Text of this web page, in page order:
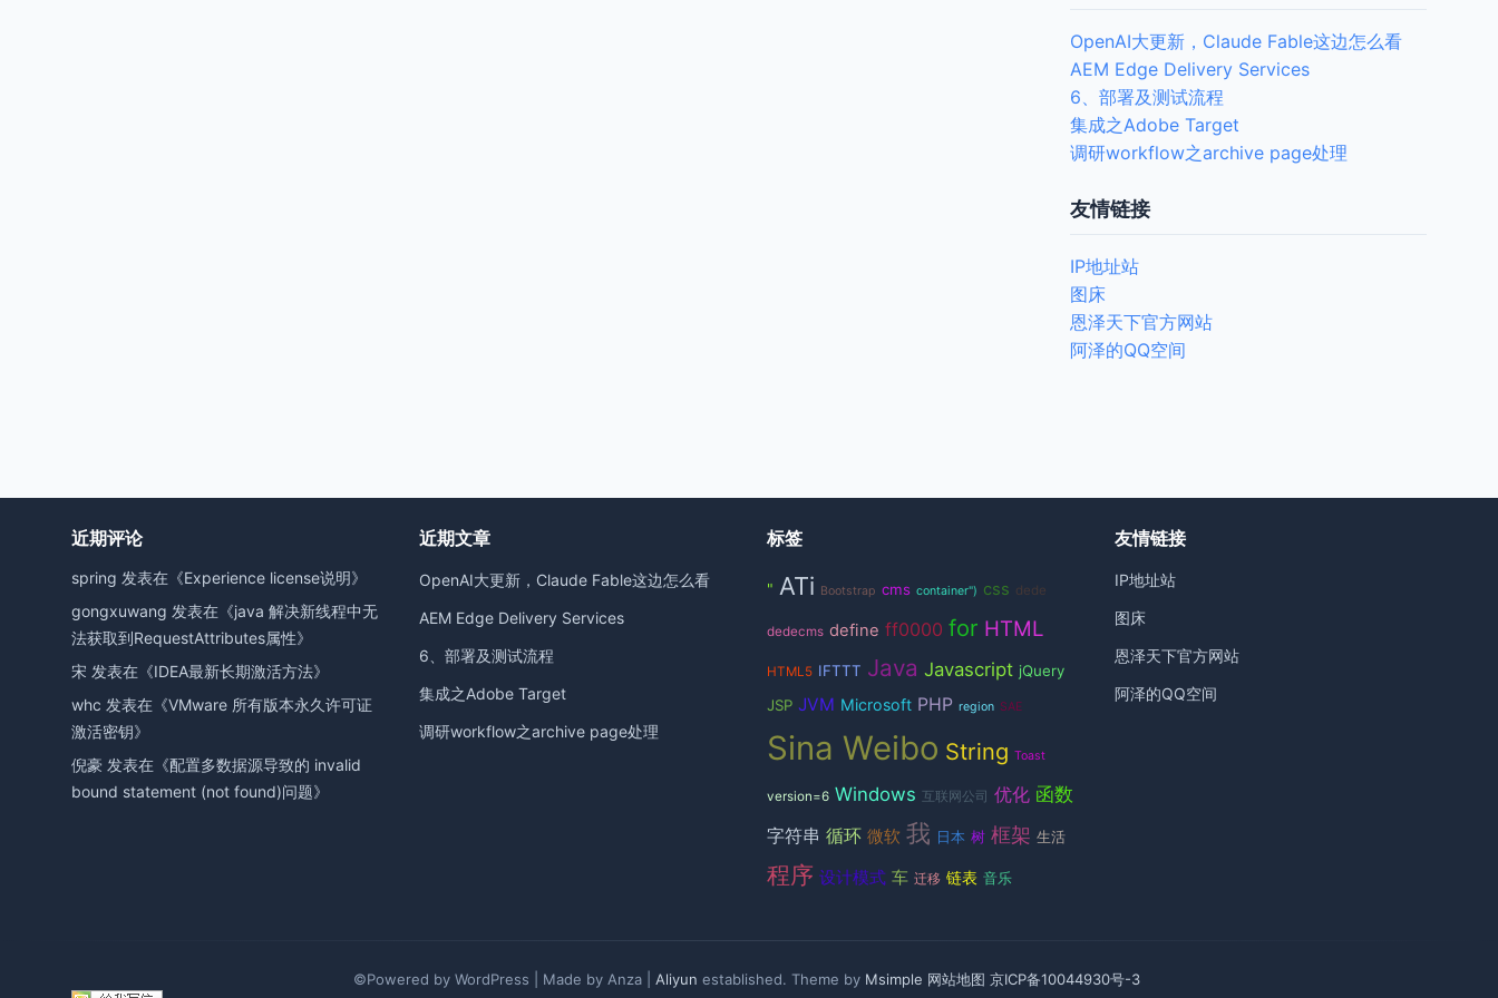
OpenAI大更新，Claude Fable这边怎么看
AEM Edge Delivery Services
6、部署及测试流程
集成之Adobe Target
调研workflow之archive page处理
友情链接
IP地址站
图床
恩泽天下官方网站
阿泽的QQ空间
近期评论
spring 发表在《Experience license说明》
gongxuwang 发表在《java 解决新线程中无
法获取到RequestAttributes属性》
宋 发表在《IDEA最新长期激活方法》
whc 发表在《VMware 所有版本永久许可证
激活密钥》
倪豪 发表在《配置多数据源导致的 invalid
bound statement (not found)问题》
近期文章
OpenAI大更新，Claude Fable这边怎么看
AEM Edge Delivery Services
6、部署及测试流程
集成之Adobe Target
调研workflow之archive page处理
标签
" ATi Bootstrap cms container") css dede
dedecms define ff0000 for HTML
HTML5 IFTTT Java Javascript jQuery
JSP JVM Microsoft PHP region SAE
Sina Weibo String Toast
version=6 Windows 互联网公司 优化 函数
字符串 循环 微软 我 日本 树 框架 生活
程序 设计模式 车 迁移 链表 音乐
友情链接
IP地址站
图床
恩泽天下官方网站
阿泽的QQ空间
©Powered by WordPress | Made by Anza | Aliyun established. Theme by Msimple 网站地图 京ICP备10044930号-3